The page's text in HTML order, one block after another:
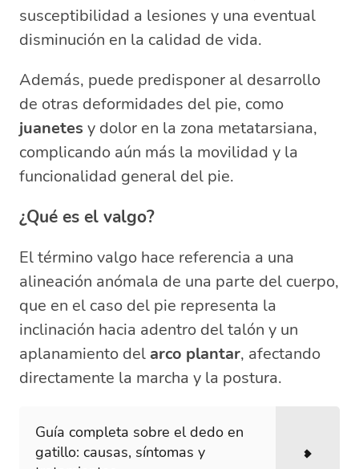
susceptibilidad a lesiones y una eventual
disminución en la calidad de vida.
Además, puede predisponer al desarrollo
de otras deformidades del pie, como
juanetes y dolor en la zona metatarsiana,
complicando aún más la movilidad y la
funcionalidad general del pie.
¿Qué es el valgo?
El término valgo hace referencia a una
alineación anómala de una parte del cuerpo,
que en el caso del pie representa la
inclinación hacia adentro del talón y un
aplanamiento del arco plantar, afectando
directamente la marcha y la postura.
Guía completa sobre el dedo en
gatillo: causas, síntomas y